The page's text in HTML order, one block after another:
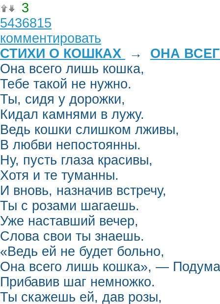
3
5436815
комментировать
СТИХИ О КОШКАХ
→ ОНА
Она всего лишь кошка,
Тебе такой не нужно.
Ты, сидя у дорожки,
Кидал камнями в лужу.
Ведь кошки слишком лживы,
В любви непостоянны.
Ну, пусть глаза красивы,
Хотя и те туманны.
И вновь, назначив встречу,
Ты с розами шагаешь.
Уже наставший вечер,
Слова свои ты знаешь.
«Ведь ей не будет больно,
Она всего лишь кошка», —
Прибавив шаг немножко.
Ты скажешь ей, дав розы,